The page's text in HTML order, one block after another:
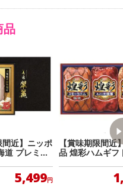
品
間近】ニッポ
道 プレミア
麗
5,499円
【賞味期限間近
品 煌彩ハムギフ